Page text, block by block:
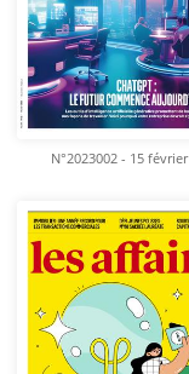
N°2023002 - 15